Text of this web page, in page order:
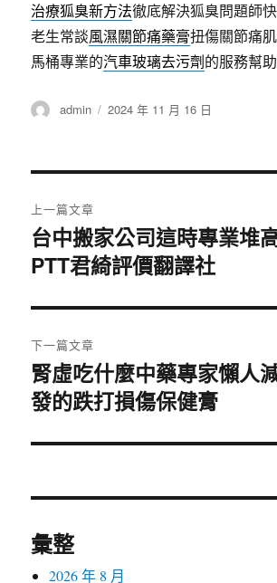
治療狐臭新方法徹底解決狐臭問題師
老生常談風濕關節痛藥膏扭傷關節痛
馬桶專業的汽車玻璃去污劑的服務幫
作
admin
發
2024 年 11 月 16 日
章
導
覽
上一篇文章
上
一
文
章:
台中搬家公司這時專業堆
PTT君綺評價翻譯社
下一篇文章
下
一
文
腎虛吃什麼中藥專家懶人
發的跌打損傷保健膏
彙整
2026 年 8 月